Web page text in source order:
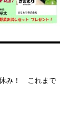
み！ これまで